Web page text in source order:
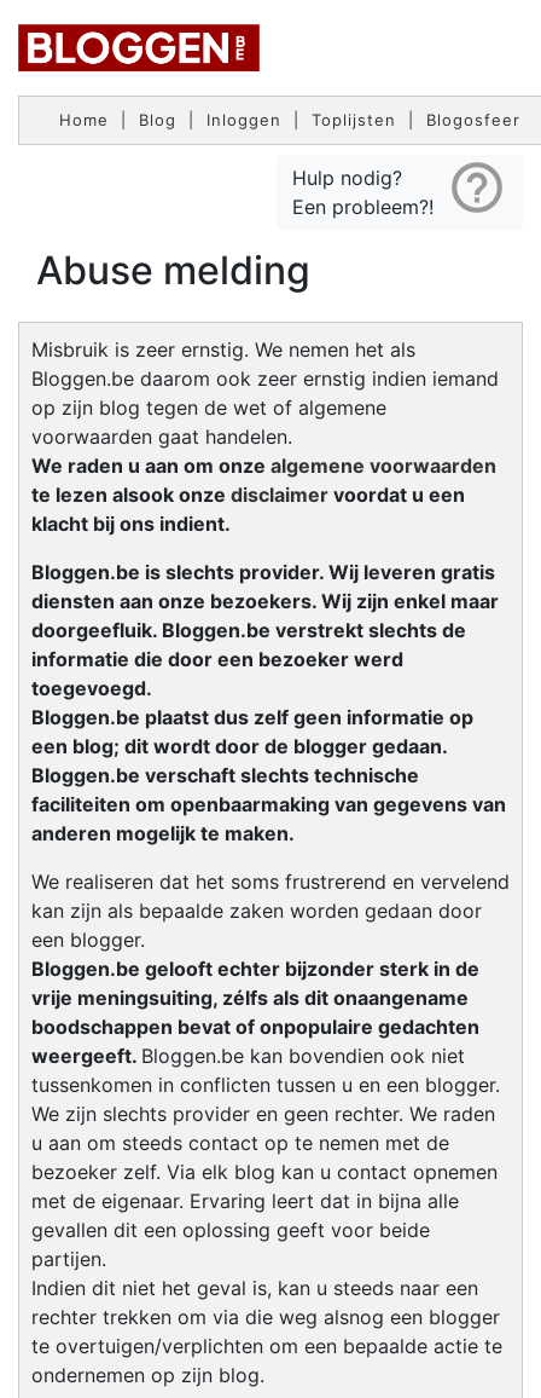
Home Blog Inloggen Toplijsten Blogosfeer
help_outline
Hulp nodig?
Een probleem?!
Abuse melding
Misbruik is zeer ernstig. We nemen het als
Bloggen.be daarom ook zeer ernstig indien iemand
op zijn blog tegen de wet of algemene
voorwaarden gaat handelen.
We raden u aan om onze algemene voorwaarden
te lezen alsook onze disclaimer voordat u een
klacht bij ons indient.
Bloggen.be is slechts provider. Wij leveren gratis
diensten aan onze bezoekers. Wij zijn enkel maar
doorgeefluik. Bloggen.be verstrekt slechts de
informatie die door een bezoeker werd
toegevoegd.
Bloggen.be plaatst dus zelf geen informatie op
een blog; dit wordt door de blogger gedaan.
Bloggen.be verschaft slechts technische
faciliteiten om openbaarmaking van gegevens van
anderen mogelijk te maken.
We realiseren dat het soms frustrerend en vervelend
kan zijn als bepaalde zaken worden gedaan door
een blogger.
Bloggen.be gelooft echter bijzonder sterk in de
vrije meningsuiting, zélfs als dit onaangename
boodschappen bevat of onpopulaire gedachten
weergeeft. Bloggen.be kan bovendien ook niet
tussenkomen in conflicten tussen u en een blogger.
We zijn slechts provider en geen rechter. We raden
u aan om steeds contact op te nemen met de
bezoeker zelf. Via elk blog kan u contact opnemen
met de eigenaar. Ervaring leert dat in bijna alle
gevallen dit een oplossing geeft voor beide
partijen.
Indien dit niet het geval is, kan u steeds naar een
rechter trekken om via die weg alsnog een blogger
te overtuigen/verplichten om een bepaalde actie te
ondernemen op zijn blog.